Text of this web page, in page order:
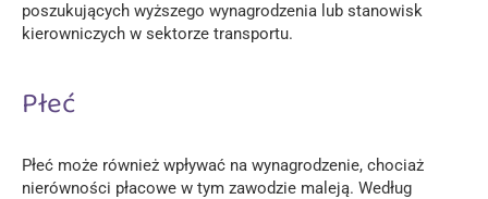
poszukujących wyższego wynagrodzenia lub stanowisk
kierowniczych w sektorze transportu.
Płeć
Płeć może również wpływać na wynagrodzenie, chociaż
nierówności płacowe w tym zawodzie maleją. Według